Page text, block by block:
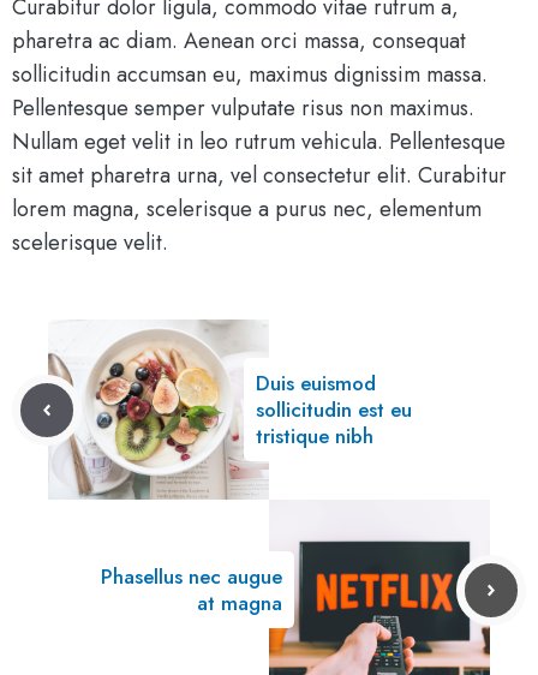
Curabitur dolor ligula, commodo vitae rutrum a,
pharetra ac diam. Aenean orci massa, consequat
sollicitudin accumsan eu, maximus dignissim massa.
Pellentesque semper vulputate risus non maximus.
Nullam eget velit in leo rutrum vehicula. Pellentesque
sit amet pharetra urna, vel consectetur elit. Curabitur
lorem magna, scelerisque a purus nec, elementum
scelerisque velit.
Duis euismod
sollicitudin est eu
tristique nibh
Phasellus nec augue
at magna